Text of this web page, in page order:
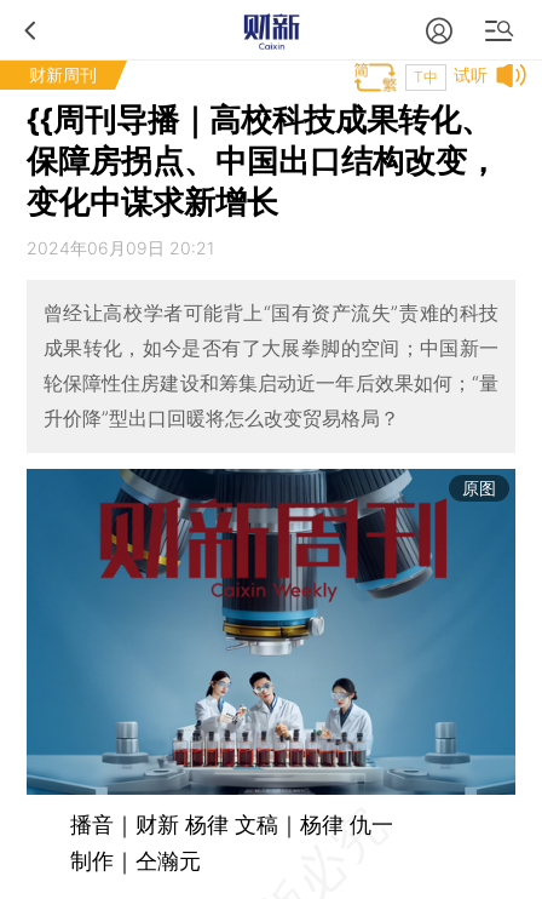
财新周刊 试听
T中
{{周刊导播｜高校科技成果转化、
保障房拐点、中国出口结构改变，
变化中谋求新增长
2024年06月09日 20:21
曾经让高校学者可能背上“国有资产流失”责难的科技
成果转化，如今是否有了大展拳脚的空间；中国新一
轮保障性住房建设和筹集启动近一年后效果如何；“量
升价降”型出口回暖将怎么改变贸易格局？
原图
播音｜财新 杨律 文稿｜杨律 仇一
制作｜仝瀚元